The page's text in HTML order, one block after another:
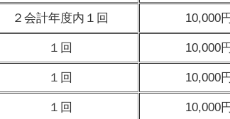
２会計年度内１回 10,000円
１回 10,000円
１回 10,000円
１回 10,000円